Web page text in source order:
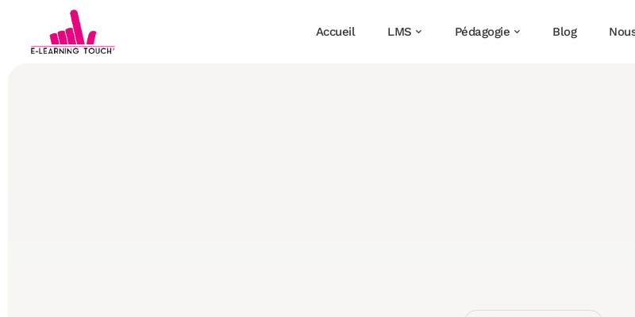
Accueil LMS Pédagogie Blog